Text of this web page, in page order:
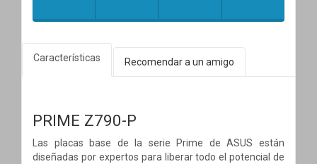
Características Recomendar a un amigo
PRIME Z790-P
Las placas base de la serie Prime de ASUS están
diseñadas por expertos para liberar todo el potencial de